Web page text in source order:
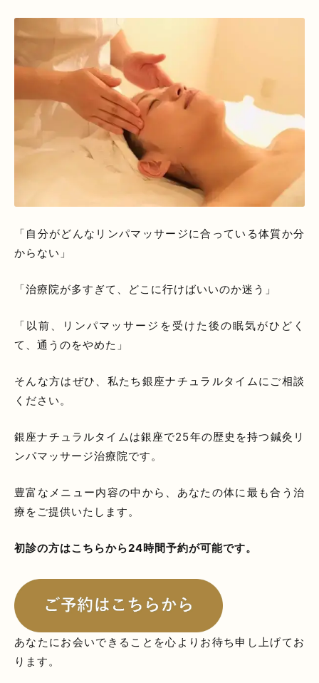
「自分がどんなリンパマッサージに合っている体質か分
からない」
「治療院が多すぎて、どこに行けばいいのか迷う」
「以前、リンパマッサージを受けた後の眠気がひどく
て、通うのをやめた」
そんな方はぜひ、私たち銀座ナチュラルタイムにご相談
ください。
銀座ナチュラルタイムは銀座で25年の歴史を持つ鍼灸リ
ンパマッサージ治療院です。
豊富なメニュー内容の中から、あなたの体に最も合う治
療をご提供いたします。
初診の方はこちらから24時間予約が可能です。
あなたにお会いできることを心よりお待ち申し上げてお
ります。